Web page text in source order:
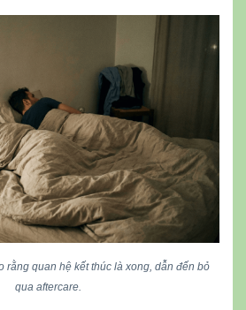
rằng quan hệ kết thúc là xong, dẫn đến bỏ
qua aftercare.